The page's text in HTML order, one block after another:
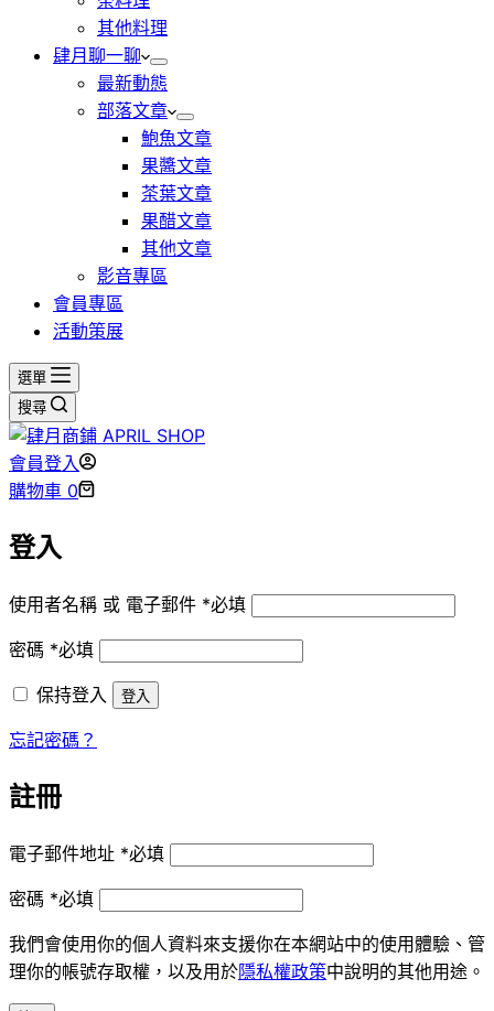
其他料理
肆月聊一聊
最新動態
部落文章
鮑魚文章
果醬文章
茶葉文章
果醋文章
其他文章
影音專區
會員專區
活動策展
選單
搜尋
會員登入
購物車 0
登入
使用者名稱 或 電子郵件 *必填
密碼 *必填
保持登入 登入
忘記密碼？
註冊
電子郵件地址 *必填
密碼 *必填
我們會使用你的個人資料來支援你在本網站中的使用體驗、管
理你的帳號存取權，以及用於隱私權政策中說明的其他用途。